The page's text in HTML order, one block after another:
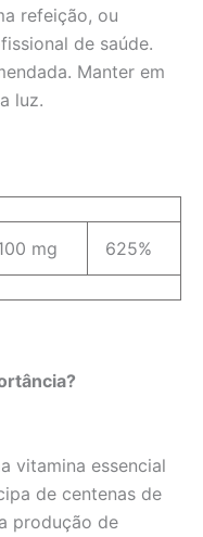
refeição, ou
de saúde.
Manter em
luz.
mg 625%
vitamina essencial
de centenas de
produção de